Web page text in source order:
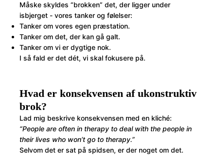
Måske skyldes “brokken” det, der ligger under
isbjerget - vores tanker og følelser:
Tanker om vores egen præstation.
Tanker om det, der kan gå galt.
Tanker om vi er dygtige nok.
I så fald er det dét, vi skal fokusere på.
Hvad er konsekvensen af ukonstruktiv
brok?
Lad mig beskrive konsekvensen med en kliché:
“People are often in therapy to deal with the people in
their lives who won’t go to therapy.”
Selvom det er sat på spidsen, er der noget om det.